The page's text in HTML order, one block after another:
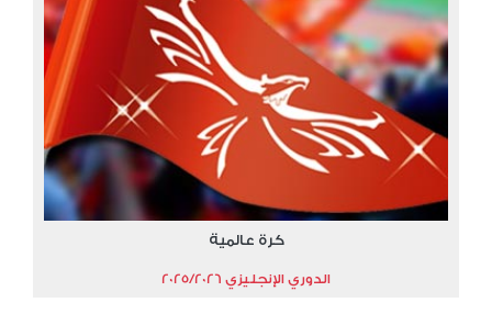
كرة عالمية
الدوري الإنجليزي 2025/2026